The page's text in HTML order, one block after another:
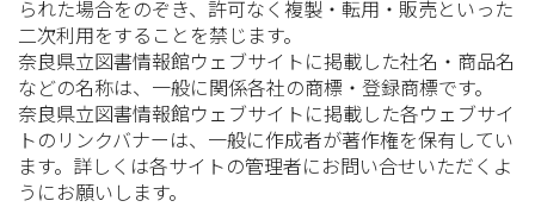
られた場合をのぞき、許可なく複製・転用・販売といった
二次利用をすることを禁じます。
奈良県立図書情報館ウェブサイトに掲載した社名・商品名
などの名称は、一般に関係各社の商標・登録商標です。
奈良県立図書情報館ウェブサイトに掲載した各ウェブサイ
トのリンクバナーは、一般に作成者が著作権を保有してい
ます。詳しくは各サイトの管理者にお問い合せいただくよ
うにお願いします。